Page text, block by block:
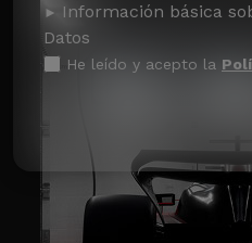
Información básica
Datos
He leído y acepto la